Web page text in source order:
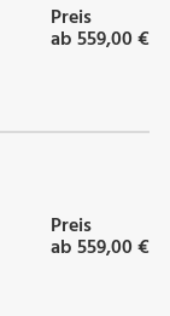
Preis
ab 559,00 €
Preis
ab 559,00 €